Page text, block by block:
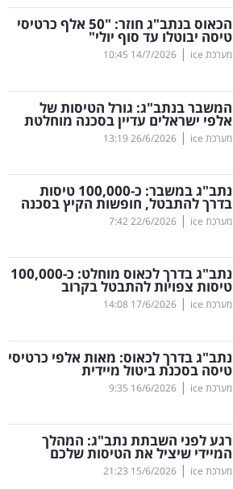
הכאוס בנתב"ג חוזר: "50 אלף כרטיסי
טיסה יבוטלו עד סוף יולי"
מערכת ice |
14/7/2026
10:45
המשבר בנתב"ג: גורל הטיסות של
אלפי ישראלים עדיין בסכנה מוחלטת
מערכת ice |
26/6/2026
13:19
נתב"ג במשבר: כ-100,000 טיסות
בדרך להתבטל, חופשות הקיץ בסכנה
מערכת ice |
22/6/2026
7:42
נתב"ג בדרך לכאוס מוחלט: כ-100,000
טיסות צפויות להתבטל בקרוב
מערכת ice |
17/6/2026
14:08
נתב"ג בדרך לכאוס: מאות אלפי כרטיסי
טיסה בסכנת ביטול מיידית
מערכת ice |
16/6/2026
9:35
רגע לפני השבתת נתב"ג: המהלך
המיידי שיציל את הטיסות שלכם
מערכת ice |
15/6/2026
21:23